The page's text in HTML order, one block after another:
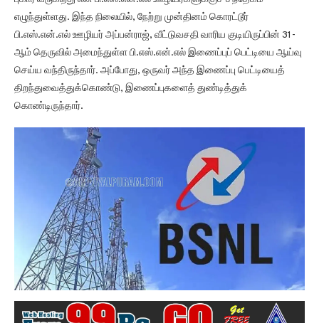
எழுந்துள்ளது. இந்த நிலையில், நேற்று முன்தினம் கொரட்டூர்
பி.எஸ்.என்.எல் ஊழியர் அப்பன்ராஜ், வீட்டுவசதி வாரிய குடியிருப்பின் 31-
ஆம் தெருவில் அமைந்துள்ள பி.எஸ்.என்.எல் இணைப்புப் பெட்டியை ஆய்வு
செய்ய வந்திருந்தார். அப்போது, ஒருவர் அந்த இணைப்பு பெட்டியைத்
திறந்துவைத்துக்கொண்டு, இணைப்புகளைத் துண்டித்துக்
கொண்டிருந்தார்.